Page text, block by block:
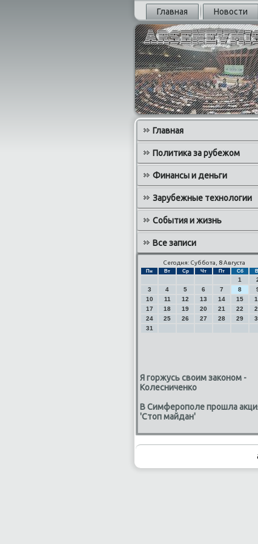
Главная Новости
Главная
Политика за рубежом
Финансы и деньги
Зарубежные технологии
События и жизнь
Все записи
Сегодня: Суббота, 8 Августа
Пн Вт Ср Чт Пт Сб
1
3
4 5 6 7 8
10
11 12 13 14 15
17
18 19 20 21 22
24
25 26 27 28 29
31
Я горжусь своим законом -
Колесниченко
В Симферополе прошла
'Стоп майдан'